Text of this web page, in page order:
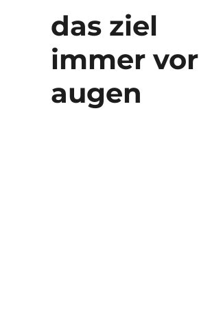
das ziel
immer vor
augen